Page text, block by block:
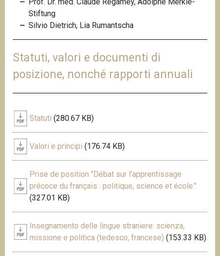
Stiftung
Silvio Dietrich, Lia Rumantscha
Statuti, valori e documenti di
posizione, nonché rapporti annuali
Statuti (280.67 KB)
Valori e principi (176.74 KB)
Prise de position "Débat sur l'apprentissage
précoce du français : politique, science et école."
(327.01 KB)
Insegnamento delle lingue straniere: scienza,
missione e politica (tedesco, francese) (153.33 KB)